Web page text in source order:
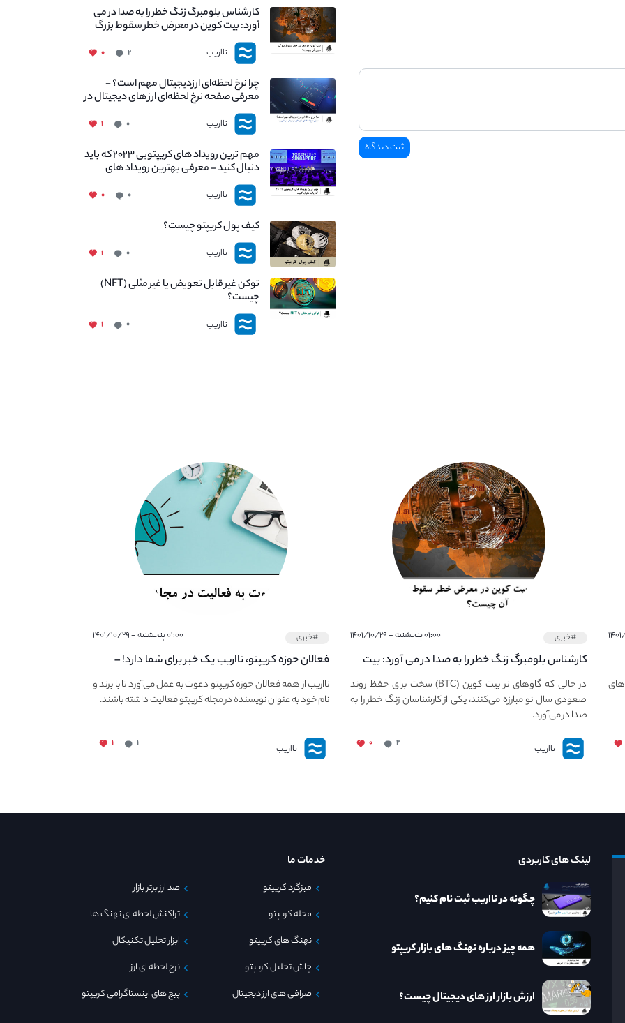
کارشناس بلومبرگ زنگ خطر را به صدا در می
آورد: بیت کوین در معرض خطر سقوط بزرگ
است - دلیل آن چیست؟
نااریب ۲ ۰
چرا نرخ لحظه‌ای ارزدیجیتال مهم است؟ -
معرفی صفحه نرخ لحظه‌ای ارز های دیجیتال در
نااریب
نااریب ۰ ۱
مهم ترین رویداد های کریپتویی ۲۰۲۳ که باید
دنبال کنید – معرفی بهترین رویداد های
جهانی
نااریب ۰ ۰
کیف پول کریپتو چیست؟
نااریب ۰ ۱
توکن غیر قابل تعویض یا غیر مثلی (NFT)
چیست؟
نااریب ۰ ۱
#خبری ۰۱:۰۰ پنجشنبه - ۱۴۰۱/۱۰/۲۹
کارشناس بلومبرگ زنگ خطر را به صدا در می آورد: بیت
کوین در معرض خطر سقوط بزرگ است - دلیل آن
چیست؟
در حالی که گاوهای نر بیت کوین (BTC) سخت برای حفظ روند
صعودی سال نو مبارزه می‌کنند، یکی از کارشناسان زنگ خطر را به
صدا در می‌آورد.
نااریب ۲ ۰
#خبری ۰۱:۰۰ پنجشنبه - ۱۴۰۱/۱۰/۲۹
فعالان حوزه کریپتو، نااریب یک خبر برای شما دارد! –
دعوت به فعالیت در مجله کریپتو
نااریب از همه فعالان حوزه کریپتو دعوت به عمل می‌آورد تا با برند و
نام خود به عنوان نویسنده در مجله کریپتو فعالیت داشته باشند.
نااریب ۱ ۱
لینک های کاربردی
چگونه در نااریب ثبت نام کنیم؟
همه چیز درباره نهنگ های بازار کریپتو
ارزش بازار ارز های دیجیتال چیست؟
خدمات ما
میزگرد کریپتو
مجله کریپتو
نهنگ های کریپتو
چاش تحلیل کریپتو
صرافی های ارز دیجیتال
صد ارز برتر بازار
تراکنش لحظه ای نهنگ ها
ابزار تحلیل تکنیکال
نرخ لحظه ای ارز
پیج های اینستاگرامی کریپتو